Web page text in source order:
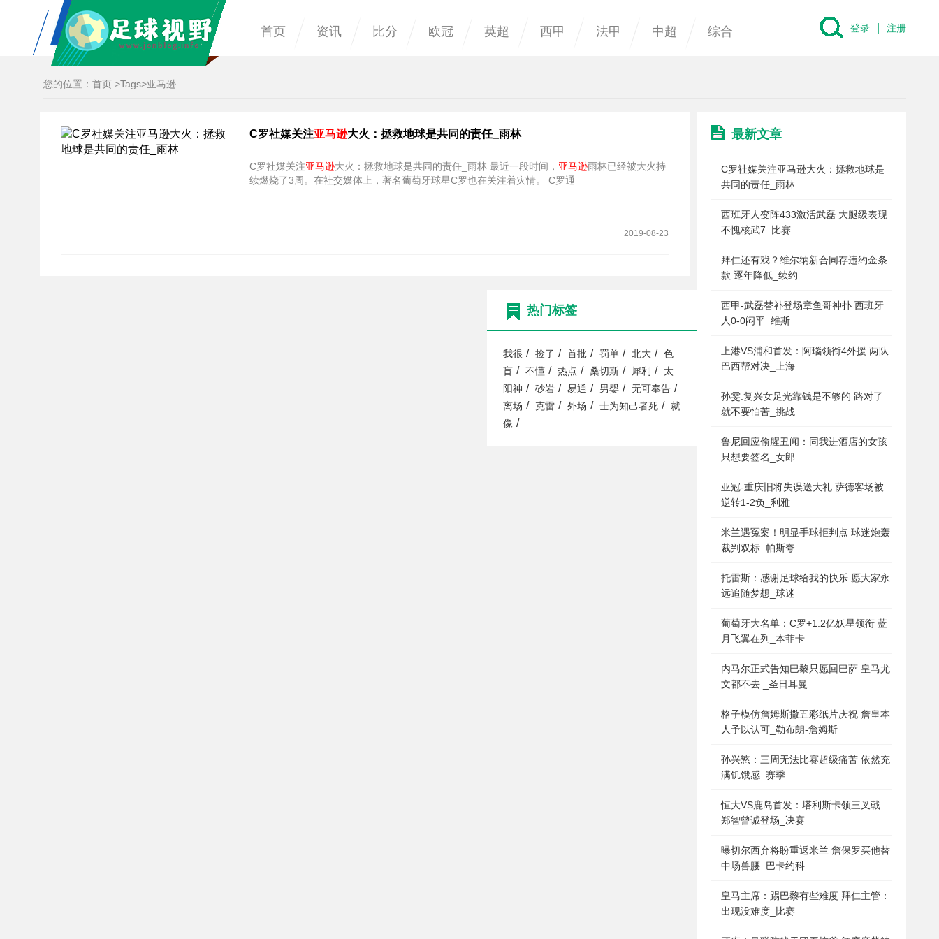
首页 资讯 比分 欧冠 英超 西甲 法甲 中超 综合 登录 注册
您的位置： 首页 >Tags>亚马逊
C罗社媒关注亚马逊大火：拯救地球是共同的责任_雨林
C罗社媒关注亚马逊 大火：拯救地球是共同的责任_雨林 最近一段时间， 亚马逊雨林已经被大火持
续燃烧了3周。在社交媒体上，著名葡萄牙球星C罗也在关注着灾情。 C罗通
2019-08-23
最新文章
C罗社媒关注亚马逊大火：拯救地球是
共同的责任_雨林
西班牙人变阵433激活武磊 大腿级表现
不愧核武7_比赛
拜仁还有戏？维尔纳新合同存违约金条
款 逐年降低_续约
西甲-武磊替补登场章鱼哥神扑 西班牙
人0-0闷平_维斯
上港VS浦和首发：阿瑙领衔4外援 两队
巴西帮对决_上海
孙雯:复兴女足光靠钱是不够的 路对了
就不要怕苦_挑战
鲁尼回应偷腥丑闻：同我进酒店的女孩
只想要签名_女郎
亚冠-重庆旧将失误送大礼 萨德客场被
逆转1-2负_利雅
米兰遇冤案！明显手球拒判点 球迷炮轰
裁判双标_帕斯夸
托雷斯：感谢足球给我的快乐 愿大家永
远追随梦想_球迷
葡萄牙大名单：C罗+1.2亿妖星领衔 蓝
月飞翼在列_本菲卡
内马尔正式告知巴黎只愿回巴萨 皇马尤
文都不去 _圣日耳曼
格子模仿詹姆斯撒五彩纸片庆祝 詹皇本
人予以认可_勒布朗-詹姆斯
孙兴慜：三周无法比赛超级痛苦 依然充
满饥饿感_赛季
恒大VS鹿岛首发：塔利斯卡领三叉戟
郑智曾诚登场_决赛
曝切尔西弃将盼重返米兰 詹保罗买他替
中场兽腰_巴卡约科
皇马主席：踢巴黎有些难度 拜仁主管：
出现没难度_比赛
热门标签
我很 / 捡了 / 首批 / 罚单 / 北大 /
色
盲 / 不懂 / 热点 / 桑切斯 / 犀利 /
太
阳神 / 砂岩 / 易通 / 男婴 / 无可奉告 /
离场 / 克雷 / 外场 / 士为知己者死 /
就
像 /